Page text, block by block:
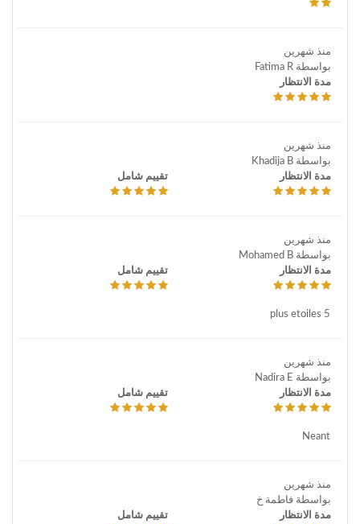
منذ شهرين
بواسطة Fatima R
مدة الانتظار
منذ شهرين
بواسطة Khadija B
مدة الانتظار
تقييم شامل
منذ شهرين
بواسطة Mohamed B
مدة الانتظار
تقييم شامل
5 plus etoiles
منذ شهرين
بواسطة Nadira E
مدة الانتظار
تقييم شامل
Neant
منذ شهرين
بواسطة فاطمة خ
مدة الانتظار
تقييم شامل